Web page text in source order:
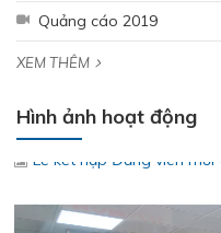
Quảng cáo 2019
XEM THÊM
Hình ảnh hoạt động
Lễ kết nạp Đảng viên mới